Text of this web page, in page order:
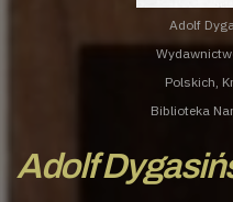
Adolf
Polskich,
Biblioteka
Adolf